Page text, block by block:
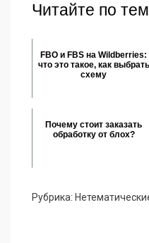
Читайте по
FBO и FBS на Wildberries:
что это такое, как выбрать
схему
Почему стоит заказать
обработку от блох?
Рубрика: